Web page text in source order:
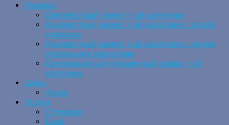
Номера
Одноместный номер 1-ой категории
Двухместный номер 1-ой категории с одной
кроватью
Двухместный номер 1-ой категории с двумя
отдельными кроватями
Двухкомнатный улучшенный номер 1-ой
категории
Цены
Акции
Услуги
Столовая
Баня